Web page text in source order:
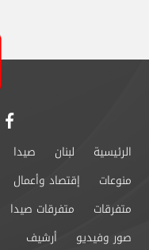
الرئيسية لبنان صيدا
منوعات
إقتصاد وأعمال
متفرقات
متفرقات صيدا
صور وفيديو
أرشيف